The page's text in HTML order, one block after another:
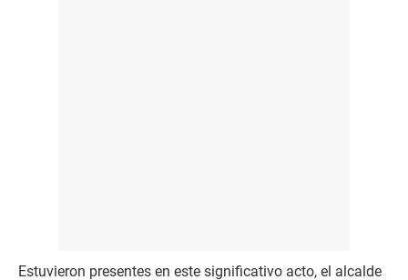
Estuvieron presentes en este significativo acto, el alcalde